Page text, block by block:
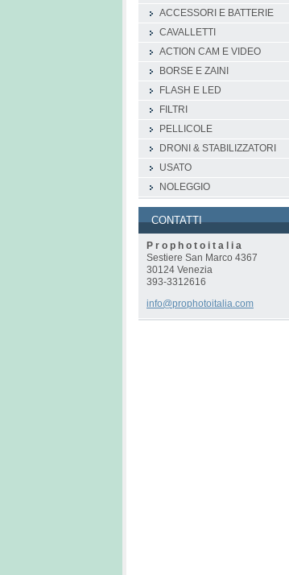
ACCESSORI E BATTERIE
CAVALLETTI
ACTION CAM E VIDEO
BORSE E ZAINI
FLASH E LED
FILTRI
PELLICOLE
DRONI & STABILIZZATORI
USATO
NOLEGGIO
CONTATTI
P r o p h o t o i t a l i a
Sestiere San Marco 4367
30124 Venezia
393-3312616
info@prophotoita lia.com